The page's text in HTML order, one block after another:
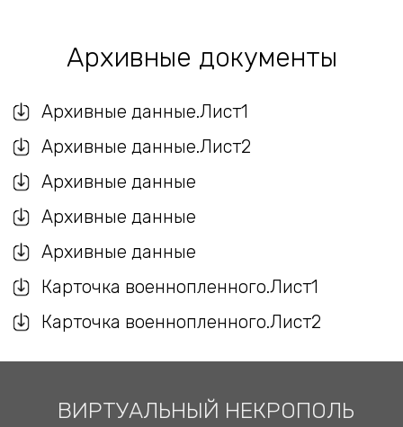
Архивные документы
Архивные данные.Лист1
Архивные данные.Лист2
Архивные данные
Архивные данные
Архивные данные
Карточка военнопленного.Лист1
Карточка военнопленного.Лист2
ВИРТУАЛЬНЫЙ НЕКРОПОЛЬ